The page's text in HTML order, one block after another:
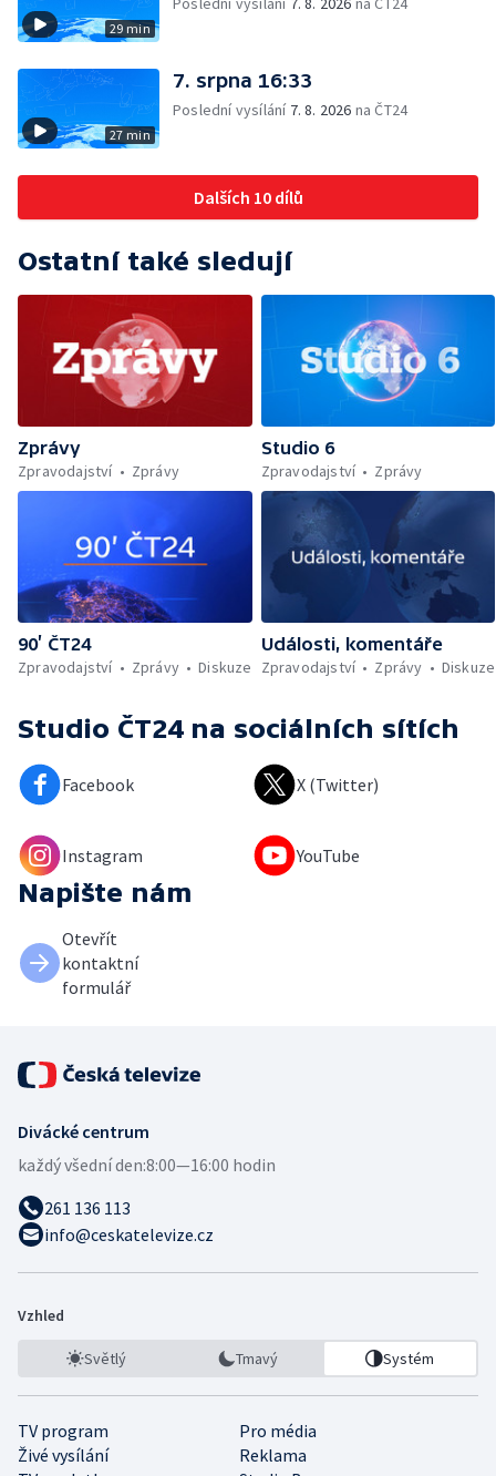
29 min
27 min
7. srpna 16:33
Poslední vysílání 7. 8. 2026 na ČT24
Dalších 10 dílů
Ostatní také sledují
Zprávy
Zpravodajství
Zprávy
Studio 6
Zpravodajství
Zprávy
90’ ČT24
Zpravodajství
Zprávy Diskuze
Události, komentáře
Zpravodajství
Zprávy Diskuze
Studio ČT24 na sociálních sítích
Facebook X (Twitter)
Instagram YouTube
Napište nám
Otevřít
kontaktní
formulář
Divácké centrum
každý všední den:8:00—16:00 hodin
261 136 113
info@ceskatelevize.cz
Vzhled
Světlý Tmavý Systém
TV program
Pro média
Živé vysílání
Reklama